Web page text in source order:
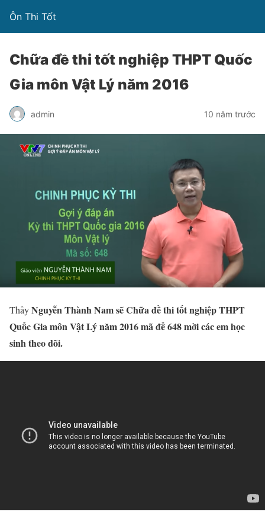
Ôn Thi Tốt
Chữa đề thi tốt nghiệp THPT Quốc
Gia môn Vật Lý năm 2016
admin 10 năm trước
ThầyNguyễn Thành Nam sẽ Chữa đề thi tốt nghiệp THPT
Quốc Gia môn Vật Lý năm 2016 mã đề 648 mời các em học
sinh theo dõi.